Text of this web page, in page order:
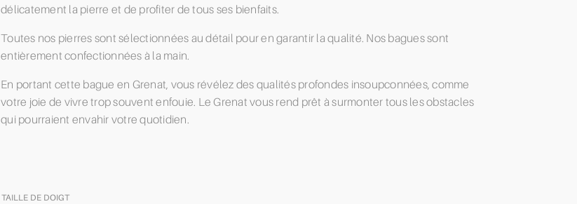
délicatement la pierre et de profiter de tous ses bienfaits.
Toutes nos pierres sont sélectionnées au détail pour en garantir la qualité. Nos bagues sont
entièrement confectionnées à la main.
En portant cette bague en Grenat, vous révélez des qualités profondes insoupconnées, comme
votre joie de vivre trop souvent enfouie. Le Grenat vous rend prêt à surmonter tous les obstacles
qui pourraient envahir votre quotidien.
TAILLE DE DOIGT